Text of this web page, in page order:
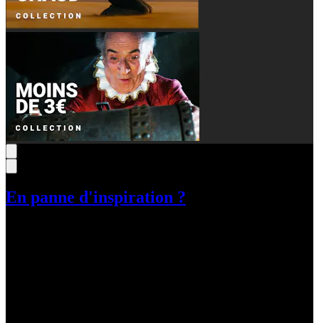
En panne d'inspiration ?